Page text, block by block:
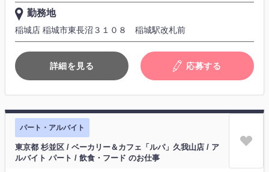
勤務地
稲城店 稲城市東長沼３１０８ 稲城駅改札前
詳細を見る 応募する
パート・アルバイト
東京都 杉並区 / ベーカリー＆カフェ「ルパ」久我山店 / ア
ルバイト パート / 飲食・フード のお仕事